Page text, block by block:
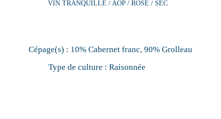
VIN TRANQUILLE / AOP / ROSÉ / SEC
Cépage(s) : 10% Cabernet franc, 90% Grolleau
Type de culture : Raisonnée